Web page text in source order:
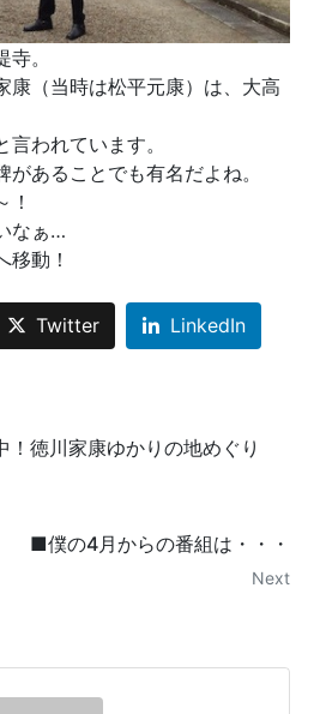
。
康（当時は松平元康）は、大高
われています。
あることでも有名だよね。
！
なぁ…
移動！
Twitter LinkedIn
徳川家康ゆかりの地めぐり
■僕の4月からの番組は・・・
Next